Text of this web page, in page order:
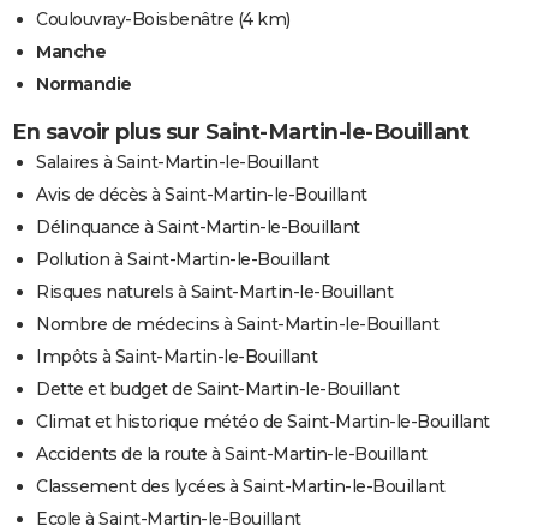
Coulouvray-Boisbenâtre (4 km)
Manche
Normandie
En savoir plus sur Saint-Martin-le-Bouillant
Salaires à Saint-Martin-le-Bouillant
Avis de décès à Saint-Martin-le-Bouillant
Délinquance à Saint-Martin-le-Bouillant
Pollution à Saint-Martin-le-Bouillant
Risques naturels à Saint-Martin-le-Bouillant
Nombre de médecins à Saint-Martin-le-Bouillant
Impôts à Saint-Martin-le-Bouillant
Dette et budget de Saint-Martin-le-Bouillant
Climat et historique météo de Saint-Martin-le-Bouillant
Accidents de la route à Saint-Martin-le-Bouillant
Classement des lycées à Saint-Martin-le-Bouillant
Ecole à Saint-Martin-le-Bouillant